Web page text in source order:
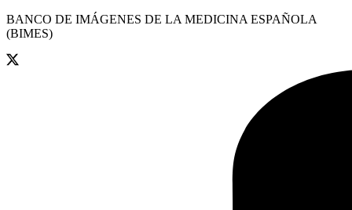
BANCO DE IMÁGENES DE LA MEDICINA ESPAÑOLA
(BIMES)